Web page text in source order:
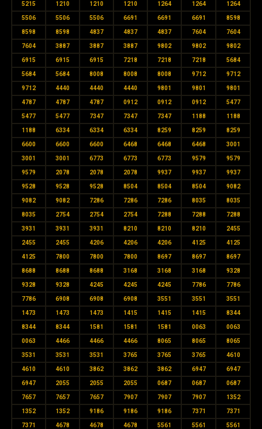
5215 1210 1210 1210 1264 1264 1264
5506 5506 5506 6691 6691 6691 8598
8598 8598 4837 4837 4837 7604 7604
7604 3887 3887 3887 9802 9802 9802
6915 6915 6915 7218 7218 7218 5684
5684 5684 8008 8008 8008 9712 9712
9712 4440 4440 4440 9801 9801 9801
4787 4787 4787 0912 0912 0912 5477
5477 5477 7347 7347 7347 1188 1188
1188 6334 6334 6334 8259 8259 8259
6600 6600 6600 6468 6468 6468 3001
3001 3001 6773 6773 6773 9579 9579
9579 2078 2078 2078 9937 9937 9937
9528 9528 9528 8504 8504 8504 9082
9082 9082 7286 7286 7286 8035 8035
8035 2754 2754 2754 7288 7288 7288
3931 3931 3931 8210 8210 8210 2455
2455 2455 4206 4206 4206 4125 4125
4125 7800 7800 7800 8697 8697 8697
8688 8688 8688 3168 3168 3168 9328
9328 9328 4245 4245 4245 7786 7786
7786 6908 6908 6908 3551 3551 3551
1473 1473 1473 1415 1415 1415 8344
8344 8344 1581 1581 1581 0063 0063
0063 4466 4466 4466 8065 8065 8065
3531 3531 3531 3765 3765 3765 4610
4610 4610 3862 3862 3862 6947 6947
6947 2055 2055 2055 0687 0687 0687
7657 7657 7657 7907 7907 7907 1352
1352 1352 9186 9186 9186 7371 7371
7371 4678 4678 4678 5561 5561 5561